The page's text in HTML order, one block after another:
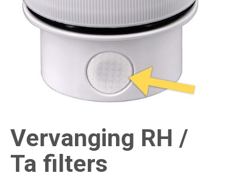
Vervanging RH /
Ta filters